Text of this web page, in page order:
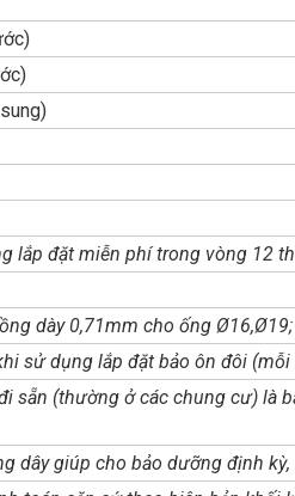
lắp đặt miễn phí trong vòng 12
dày 0,71mm cho ống Ø16,Ø19;
sử dụng lắp đặt bảo ôn đôi
sẵn (thường ở các chung cư) là
dây giúp cho bảo dưỡng định